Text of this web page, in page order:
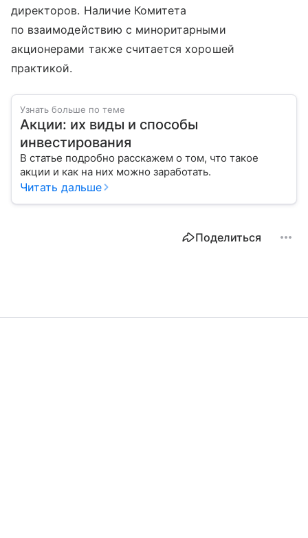
директоров. Наличие Комитета
по взаимодействию с миноритарными
акционерами также считается хорошей
практикой.
Узнать больше по теме
Акции: их виды и способы
инвестирования
В статье подробно расскажем о том, что такое
акции и как на них можно заработать.
Читать дальше
Поделиться